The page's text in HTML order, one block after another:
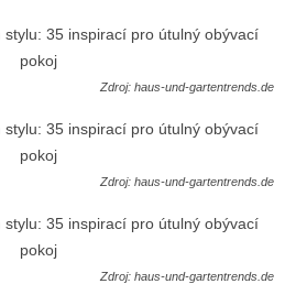
Zdroj: haus-und-gartentrends.de
Zdroj: haus-und-gartentrends.de
Zdroj: haus-und-gartentrends.de